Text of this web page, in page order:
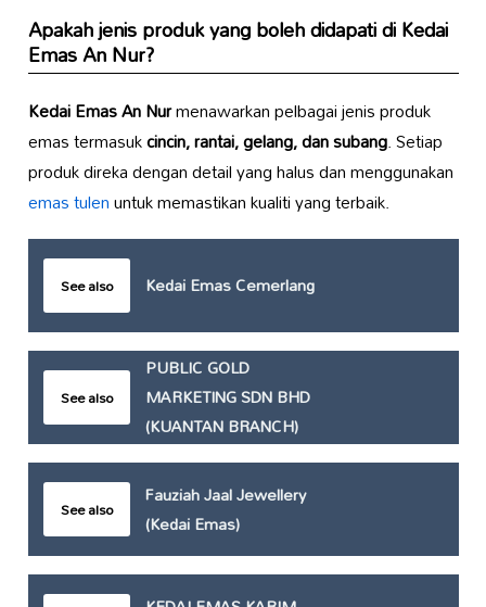
Apakah jenis produk yang boleh didapati diKedai
Emas An Nur?
Kedai Emas An Nurmenawarkan pelbagai jenis produk
emas termasukcincin, rantai, gelang, dan subang. Setiap
produk direka dengan detail yang halus dan menggunakan
emas tulenuntuk memastikan kualiti yang terbaik.
See also Kedai Emas Cemerlang
See also
PUBLIC GOLD
MARKETING SDN BHD
(KUANTAN BRANCH)
See also
Fauziah Jaal Jewellery
(Kedai Emas)